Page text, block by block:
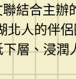
結合主辦
北人的伴
層、浸潤